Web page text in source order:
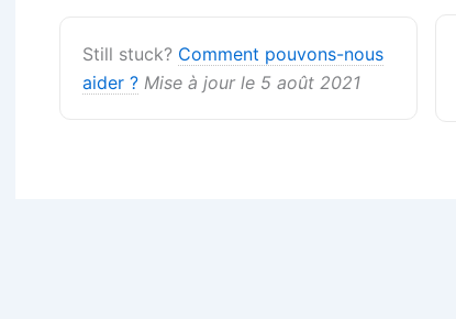
Still stuck? Comment pouvons-nous
aider ? Mise à jour le 5 août 2021